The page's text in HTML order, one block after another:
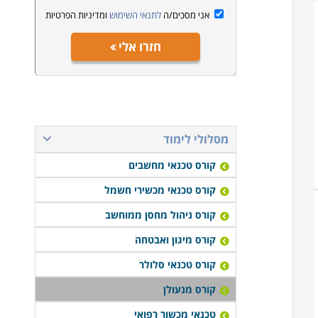
אני מסכים/הלתנאי השימוש ומדיניות הפרטיות
חזרו אלי
מסלולי לימוד
קורס טכנאי מחשבים
קורס טכנאי מכשירי חשמל
קורס ניהול מחסן ממוחשב
קורס מיגון ואבטחה
קורס טכנאי סלולר
קורס מנעולן
טכנאי מכשור רפואי